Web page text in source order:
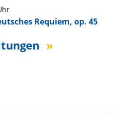
Requiem, op. 45